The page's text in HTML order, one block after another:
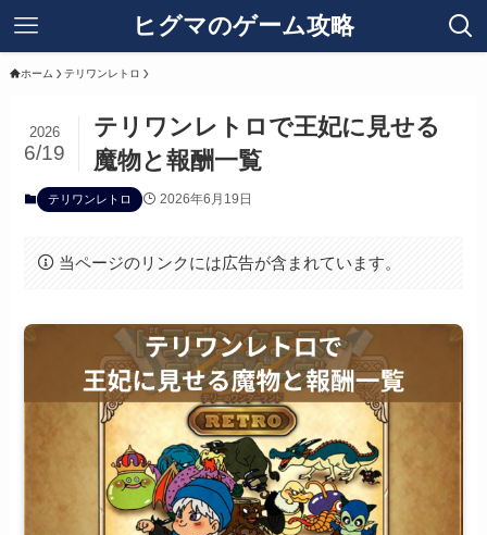
ヒグマのゲーム攻略
ホーム テリワンレトロ
テリワンレトロで王妃に見せる
魔物と報酬一覧
2026
6/19
テリワンレトロ 2026年6月19日
当ページのリンクには広告が含まれています。